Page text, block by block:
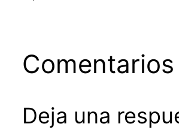
Comentarios
Deja una